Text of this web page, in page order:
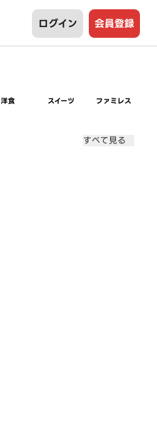
ログイン 会員登録
洋食 スイーツ ファミレス
すべて見る